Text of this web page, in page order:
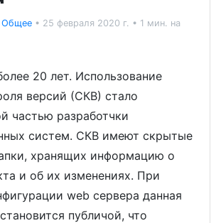
Общее • 25 февраля 2020 г. • 1 мин. на
20 лет. Использование
версий (СКВ) стало
частью разработчки
систем. СКВ имеют скрытые
хранящих информацию о
и об их изменениях. При
web сервера данная
публичой, что